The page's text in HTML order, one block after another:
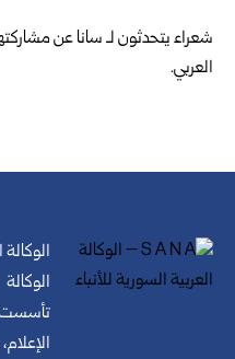
شعراء يتحدثون لـ سانا عن
العربي.